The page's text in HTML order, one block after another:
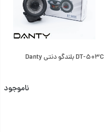
DT-503C بلندگو دنتی Danty
ناموجود